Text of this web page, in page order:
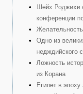
Шейх Роджихи
конференции
Одно из
недждийского
Ложность
из Корана
Египет в